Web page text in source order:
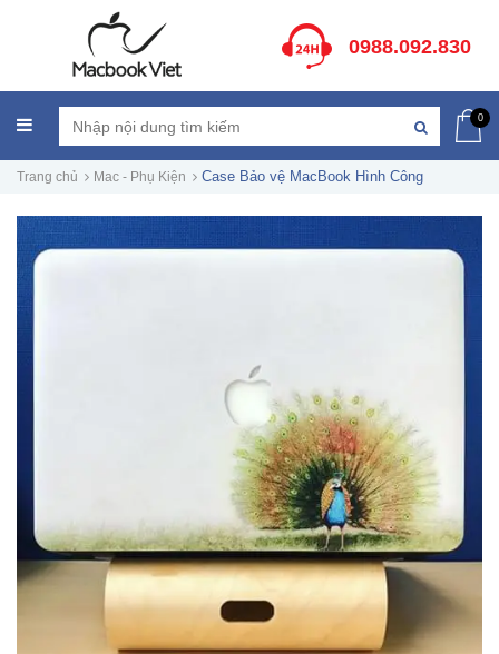
0988.092.830
0
Trang chủ Mac - Phụ Kiện Case Bảo vệ MacBook Hình Công